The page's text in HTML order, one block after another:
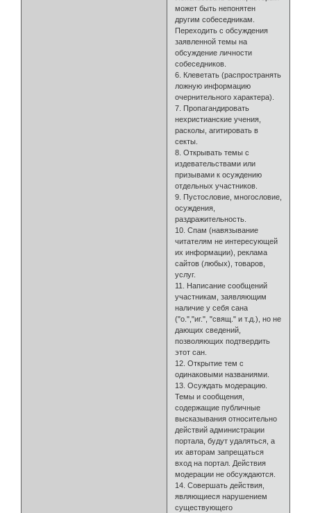
может быть непонятен
другим собеседникам.
Переходить с обсуждения
заявленной темы на
обсуждение личности
собеседников.
6. Клеветать (распространять
ложную информацию
очернительного характера).
7. Пропагандировать
нехристианские учения,
расколы, агитировать в
секты.
8. Открывать темы с
издевательствами или
призывами к осуждению
отдельных участников.
9. Пустословие, многословие,
осуждения,
раздражительность.
10. Спам (навязывание
читателям не интересующей
их информации), реклама
сайтов (любых), товаров,
услуг.
11. Написание сообщений
участникам, заявляющим
наличие у себя сана
("о.","иг.", "свящ." и т.д.), но не
дающих сведений,
позволяющих подтвердить
этот сан.
12. Открытие тем с
одинаковыми названиями.
13. Осуждать модерацию.
Темы и сообщения,
содержащие публичные
высказывания относительно
действий администрации
портала, будут удаляться, а
их авторам запрещаться
вход на портал. Действия
модерации не обсуждаются.
14. Совершать действия,
являющиеся нарушением
существующего